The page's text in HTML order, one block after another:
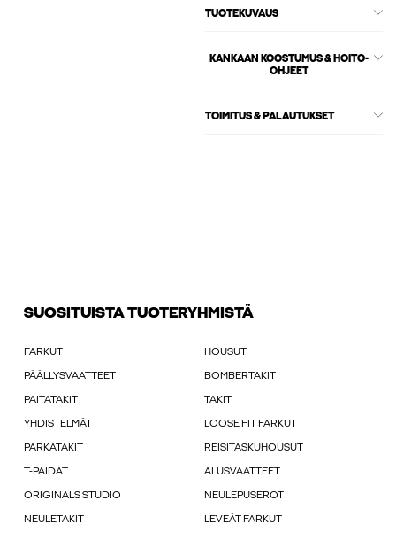
TUOTEKUVAUS
KANKAAN KOOSTUMUS & HOITO-
OHJEET
TOIMITUS & PALAUTUKSET
SUOSITUISTA TUOTERYHMISTÄ
FARKUT HOUSUT
PÄÄLLYSVAATTEET BOMBERTAKIT
PAITATAKIT TAKIT
YHDISTELMÄT LOOSE FIT FARKUT
PARKATAKIT REISITASKUHOUSUT
T-PAIDAT ALUSVAATTEET
ORIGINALS STUDIO NEULEPUSEROT
NEULETAKIT LEVEÄT FARKUT